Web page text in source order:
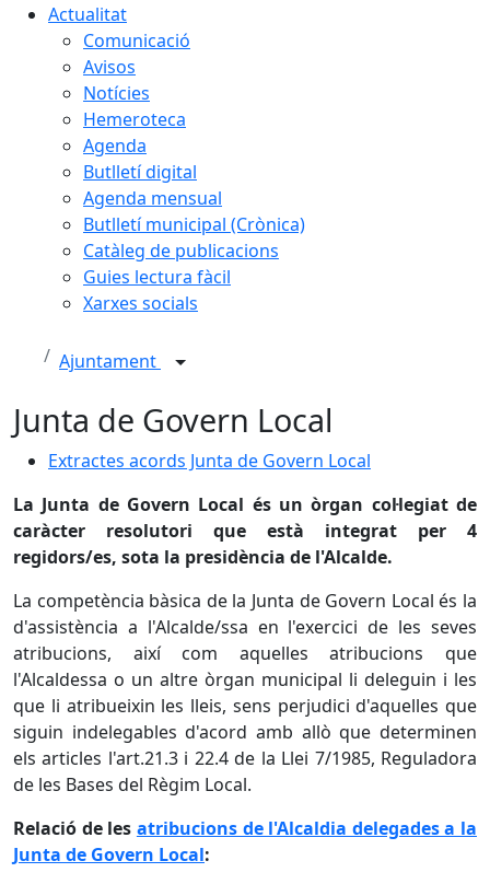
Actualitat
Comunicació
Avisos
Notícies
Hemeroteca
Agenda
Butlletí digital
Agenda mensual
Butlletí municipal (Crònica)
Catàleg de publicacions
Guies lectura fàcil
Xarxes socials
Ajuntament
Junta de Govern Local
Extractes acords Junta de Govern Local
La Junta de Govern Local és un òrgan col·legiat de
caràcter resolutori que està integrat per 4
regidors/es, sota la presidència de l'Alcalde.
La competència bàsica de la Junta de Govern Local és la
d'assistència a l'Alcalde/ssa en l'exercici de les seves
atribucions, així com aquelles atribucions que
l'Alcaldessa o un altre òrgan municipal li deleguin i les
que li atribueixin les lleis, sens perjudici d'aquelles que
siguin indelegables d'acord amb allò que determinen
els articles l'art.21.3 i 22.4 de la Llei 7/1985, Reguladora
de les Bases del Règim Local.
Relació de les atribucions de l'Alcaldia delegades a la
Junta de Govern Local: